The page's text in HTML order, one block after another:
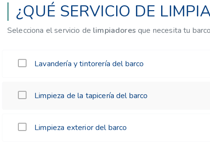
¿QUÉ SERVICIO DE
Selecciona el servicio de limpiadores que necesita tu
Lavandería y tintorería del barco
Limpieza de la tapicería del barco
Limpieza exterior del barco